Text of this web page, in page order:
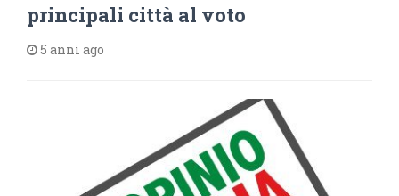
principali città al voto
5 anni ago